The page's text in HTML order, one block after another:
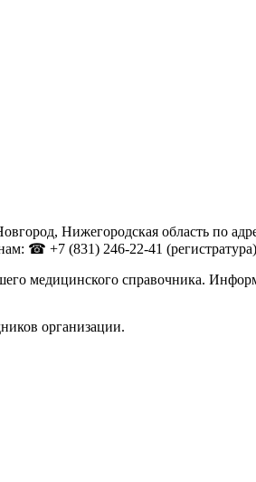
Нижегородская область по
☎ +7 (831) 246-22-41
медицинского справочника.
организации.